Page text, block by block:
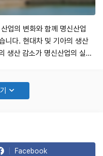
다. 현대차 및 기아의 생산
생산 감소가 명신산업의 실적
Facebook